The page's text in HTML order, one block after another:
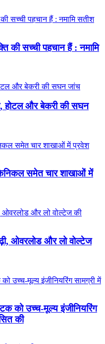
की सच्ची पहचान हैं : नमामि
होटल और बेकरी की सघन
समेत चार शाखाओं में
ओवरलोड और लो वोल्टेज
को उच्च-मूल्य इंजीनियरिंग
की